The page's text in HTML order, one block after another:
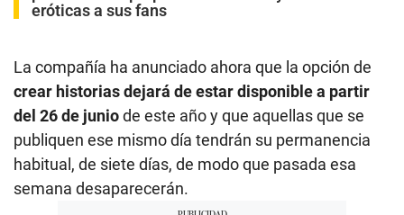
eróticas a sus fans
La compañía ha anunciado ahora que la opción de
crear historias dejará de estar disponible a partir
del 26 de juniode este año y que aquellas que se
publiquen ese mismo día tendrán su permanencia
habitual, de siete días, de modo que pasada esa
semana desaparecerán.